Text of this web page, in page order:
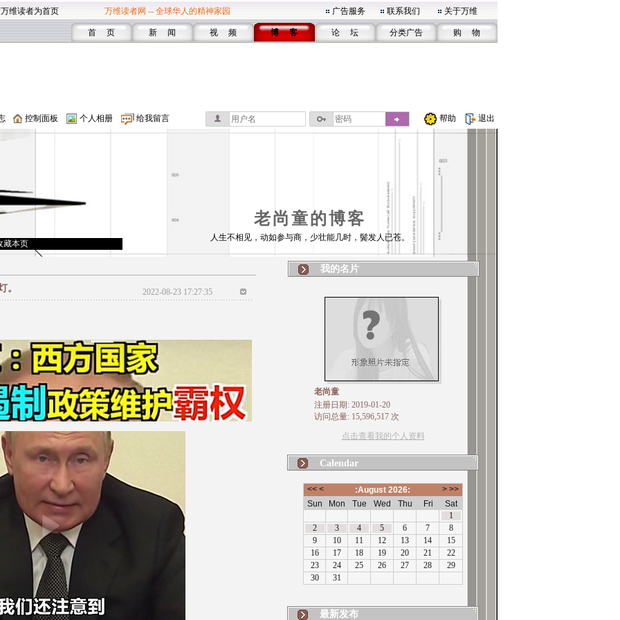
维读者为首页 万维读者网 -- 全球华人的精神家园 广告服务 联系我们 关于万维
首 页 新 闻 视 频 博 客 论 坛 分类广告 购 物
控制面板 个人相册 给我留言 帮助 退出
老尚童的博客
藏本页
人生不相见，动如参与商，少壮能几时，鬓发人已苍。
。 2022-08-23 17:27:35
我的名片
老尚童
注册日期: 2019-01-20
访问总量: 15,596,517 次
点击查看我的个人资料
Calendar
最新发布